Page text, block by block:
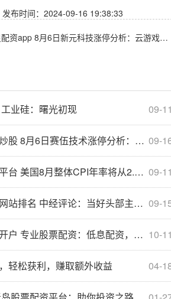
发布时间：2024-09-16 19:38:33
七星配资app 8月6日新元科技涨停分析：云游戏，冰雪产业，新冠病毒防治概念热股
09-11
业硅：曙光初现
09-
技术涨停分析：异质结电池HJT，钙钛矿电池，光伏概念热股
09-11
体CPI年率将从2.9%降至2.6%，核心CPI将持稳于3.2%
09-
中经评论：当好头部主播，离不开“诚信”二字
10-11
业股票配资：低息配资，助您投资获利
04-
轻松获利，赚取额外收益